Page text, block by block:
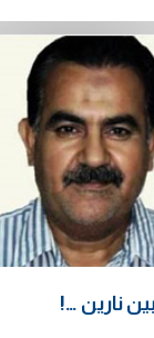
نارين …!